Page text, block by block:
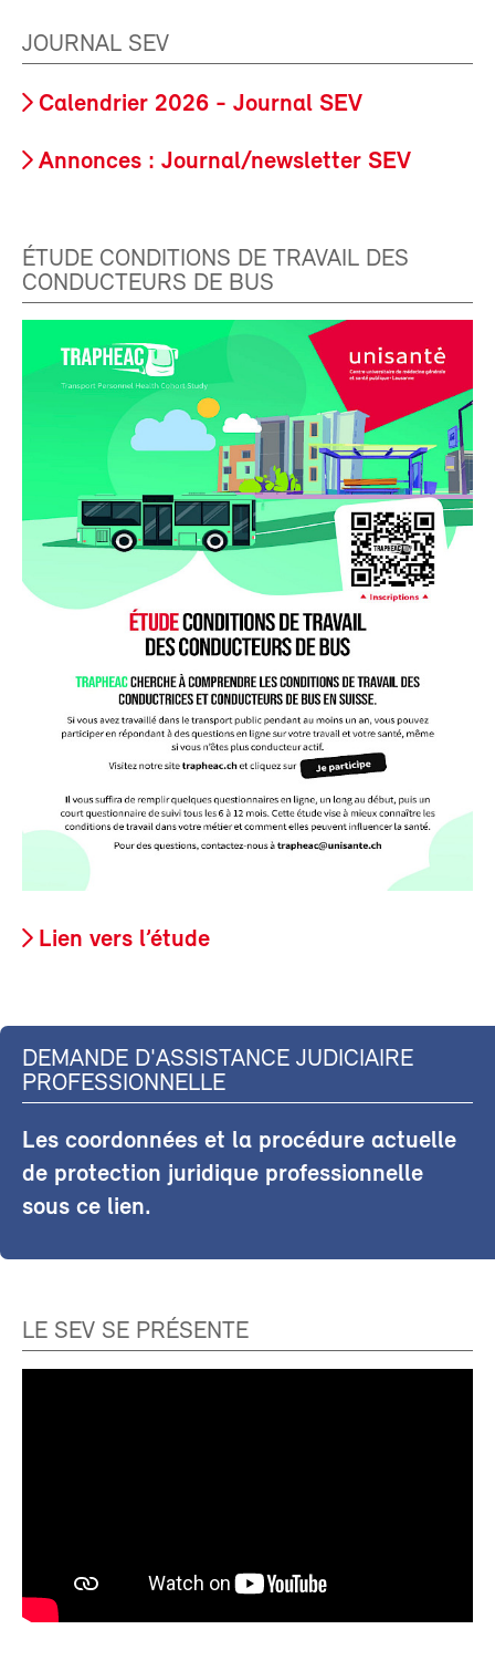
JOURNAL SEV
Calendrier 2026 - Journal SEV
Annonces : Journal/newsletter SEV
ÉTUDE CONDITIONS DE TRAVAIL DES
CONDUCTEURS DE BUS
Lien vers l’étude
DEMANDE D'ASSISTANCE JUDICIAIRE
PROFESSIONNELLE
Les coordonnées et la procédure actuelle
de protection juridique professionnelle
sous ce lien.
LE SEV SE PRÉSENTE